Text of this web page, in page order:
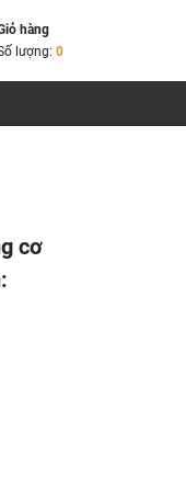
hàng
lượng: 0
cơ